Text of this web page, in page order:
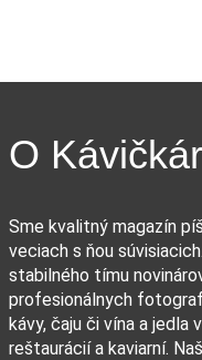
O
Sme kvalitný magazín
veciach s ňou
stabilného tímu
profesionálnych
kávy, čaju či vína a jedla
reštaurácií a kaviarní.